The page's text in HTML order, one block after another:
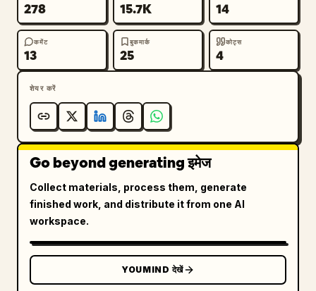
278 15.7K 14
कमेंट
13
बुकमार्क
25
कोट्स
4
शेयर करें
Go beyond generating इमेज
Collect materials, process them, generate
finished work, and distribute it from one AI
workspace.
YOUMIND देखें